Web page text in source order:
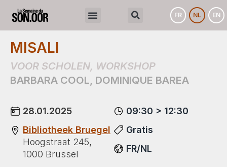
FR NL EN
MISALI
VOOR SCHOLEN, WORKSHOP
BARBARA COOL, DOMINIQUE BAREA
28.01.2025
Bibliotheek Bruegel
Hoogstraat 245,
1000 Brussel
09:30 > 12:30
Gratis
FR/NL